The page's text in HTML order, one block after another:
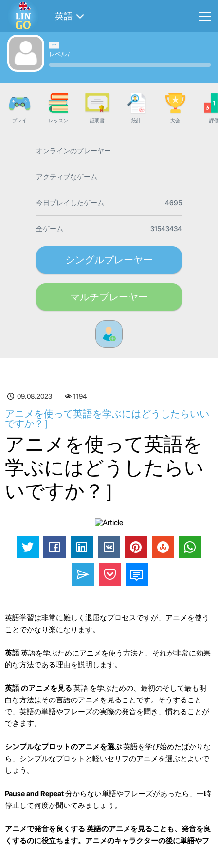
英語
レベル/
プレイ レッスン 証明書 統計 大会 評
オンラインのプレーヤー
アクティブなゲーム
今日プレイしたゲーム 4695
全ゲーム 31543434
シングルプレーヤー
マルチプレーヤー
09.08.2023 1194
アニメを使って英語を学ぶにはどうしたらいい
ですか？］
アニメを使って英語を
学ぶにはどうしたらい
いですか？］
英語学習は非常に難しく退屈なプロセスですが、アニメを使う
ことでかなり楽になります。
英語英語を学ぶためにアニメを使う方法と、それが非常に効果
的な方法である理由を説明します。
英語 のアニメを見る 英語 を学ぶための、最初のそして最も明
白な方法はその言語のアニメを見ることです。そうすること
で、英語の単語やフレーズの実際の発音を聞き、慣れることが
できます。
シンプルなプロットのアニメを選ぶ英語を学び始めたばかりな
ら、シンプルなプロットと軽いセリフのアニメを選ぶとよいで
しょう。
Pause and Repeat分からない単語やフレーズがあったら、一時
停止して何度か聞いてみましょう。
アニメで発音を良くする 英語のアニメを見ることも、発音を良
くするのに役立ちます。アニメのキャラクターの後に単語やフ